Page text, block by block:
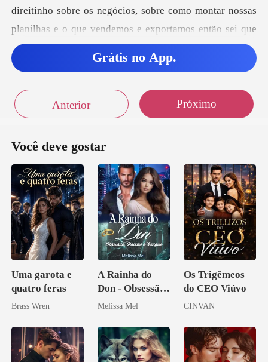
Sair
Baixar App
obre os negócios, sobre como montar nossas
planilhas e o que v
Grátis no App.
Anterior Próximo
Você deve gostar
Uma garota e
quatro feras
Brass Wren
A Rainha do
Don - Obsessão,
Paixão e Sangue
Melissa Mel
Os Trigêmeos
do CEO Viúvo
CINVAN